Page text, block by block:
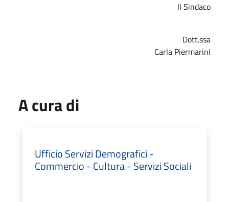
Il Sindaco
Dott.ssa
Carla Piermarini
A cura di
Ufficio Servizi Demografici -
Commercio - Cultura - Servizi Sociali